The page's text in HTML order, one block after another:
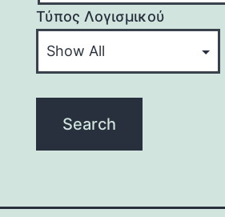
Τύπος Λογισμικού